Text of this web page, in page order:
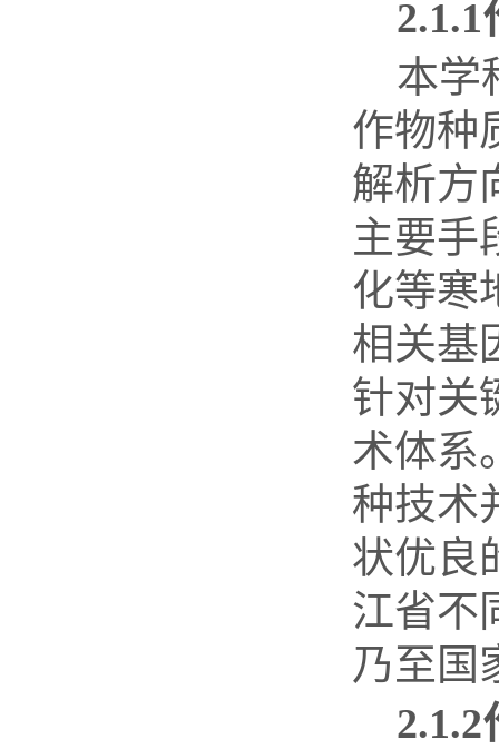
2.1.1
本学
作物种
解析方
主要手
化等寒
相关基
针对关
术体系
种技术
状优良
江省不
乃至国
2.1.2